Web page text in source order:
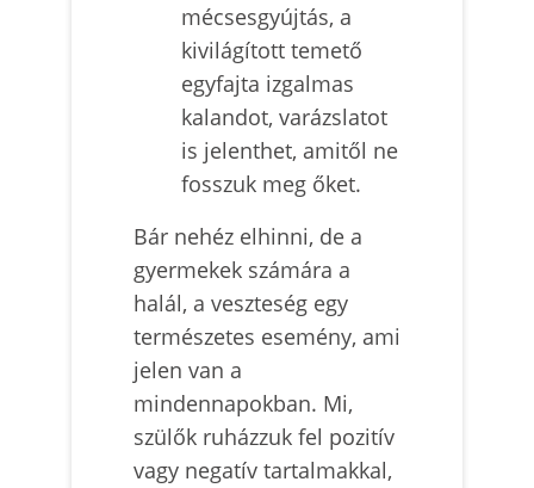
mécsesgyújtás, a
kivilágított temető
egyfajta izgalmas
kalandot, varázslatot
is jelenthet, amitől ne
fosszuk meg őket.
Bár nehéz elhinni, de a
gyermekek számára a
halál, a veszteség egy
természetes esemény, ami
jelen van a
mindennapokban. Mi,
szülők ruházzuk fel pozitív
vagy negatív tartalmakkal,